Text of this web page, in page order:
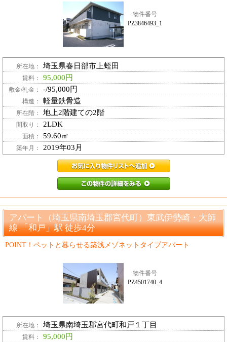
物件番号
PZ3846493_1
所在地： 埼玉県春日部市上蛭田
賃料： 95,000円
敷金/礼金： -/95,000円
構造： 軽量鉄骨造
所在階： 地上2階建ての2階
間取り： 2LDK
面積： 59.60㎡
築年月： 2019年03月
PZ3846493_1お
PZ3846493_1こ
アパート（埼玉県南埼玉郡宮代町）東武伊勢崎・大師
線 「和戸」駅 徒歩4分
POINT！ペットと暮らせる築浅メゾネットタイプアパート
物件番号
PZ4501740_4
所在地： 埼玉県南埼玉郡宮代町和戸１丁目
賃料： 95,000円